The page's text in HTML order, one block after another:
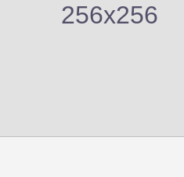
256x256